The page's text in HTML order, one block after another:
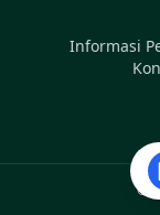
Informasi
©